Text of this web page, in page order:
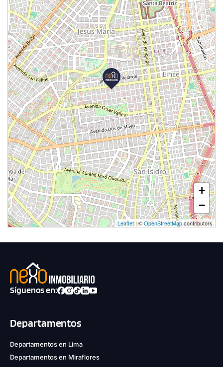
+
−
Leaflet| ©OpenStreetMapcontributors
Síguenos en:
Departamentos
Departamentos en Lima
Departamentos en Miraflores